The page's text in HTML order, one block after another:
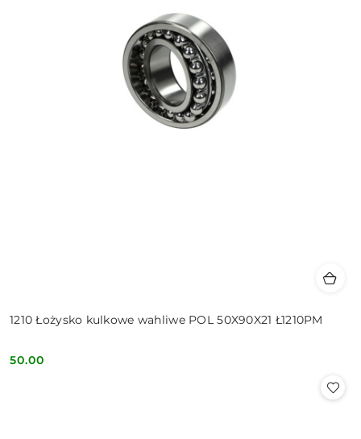
1210 Łożysko kulkowe wahliwe POL 50X90X21 Ł1210PM
Cena:
50.00